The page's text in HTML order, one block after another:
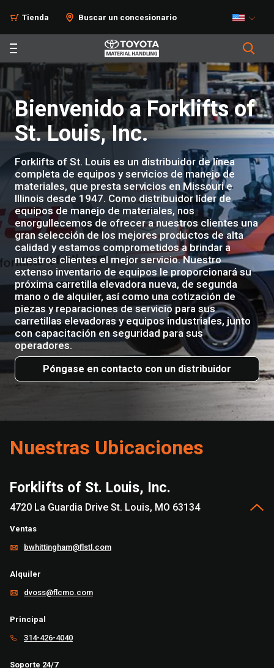
Tienda Buscar un concesionario
Bienvenido a Forklifts of
St. Louis, Inc.
Forklifts of St. Louis es un distribuidor de línea
completa de equipos y servicios de manejo de
materiales, que presta servicios en Missouri e
Illinois desde 1947. Como distribuidor líder de
equipos de manejo de materiales, nos
enorgullecemos de ofrecer a nuestros clientes una
gran selección de los mejores productos de alta
calidad y estamos comprometidos a brindar a
nuestros clientes el mejor servicio. Nuestro
extenso inventario de equipos le proporcionará su
próxima carretilla elevadora nueva, de segunda
mano o de alquiler, así como una cotización de
piezas y reparaciones de servicio para sus
carretillas elevadoras y equipos industriales, junto
con capacitación en seguridad para sus
operadores.
Póngase en contacto con un distribuidor
Nuestras Ubicaciones
Forklifts of St. Louis, Inc.
4720 La Guardia Drive St. Louis, MO 63134
Ventas
bwhittingham@flstl.com
Alquiler
dvoss@flcmo.com
Principal
314-426-4040
Soporte 24/7